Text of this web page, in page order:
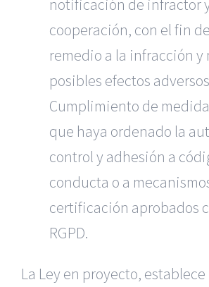
notificación de infractor
cooperación, con el fin
remedio a la infracción y
posibles efectos
Cumplimiento de
que haya ordenado la
control y adhesión a
conducta o a
certificación aprobados
RGPD.
La Ley en proyecto, establece